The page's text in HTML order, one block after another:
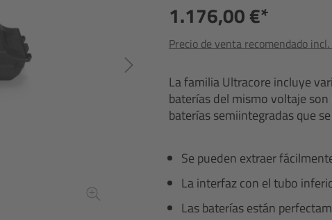
1.176,00 €*
Precio de venta recomendado
La familia Ultracore incluye
baterías del mismo voltaje
baterías semiintegradas que
Se pueden extraer
La interfaz con el tubo
Las baterías están